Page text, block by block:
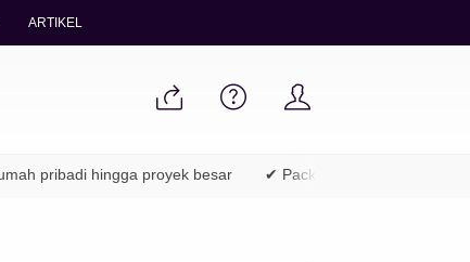
ARTIKEL
hingga proyek besar ✔ Packing aman & pengiriman ke